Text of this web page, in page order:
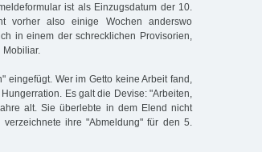
ist als Einzugsdatum der 10.
vorher also einige Wochen anderswo
in einem der schrecklichen Provisorien,
eingefügt. Wer im Getto keine Arbeit fand,
Es galt die Devise: "Arbeiten,
alt. Sie überlebte in dem Elend nicht
ihre "Abmeldung" für den 5.